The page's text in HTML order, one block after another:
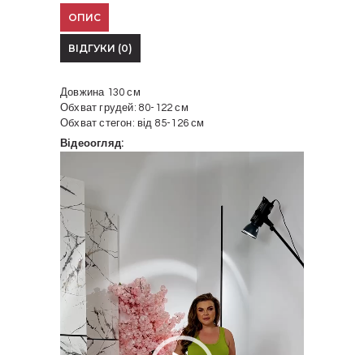
ОПИС
ВІДГУКИ (0)
Довжина 130 см
Обхват грудей: 80-122 см
Обхват стегон: від 85-126 см
Відеоогляд: